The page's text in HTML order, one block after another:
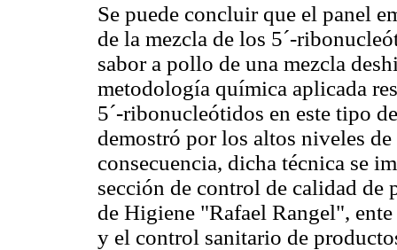
Se puede concluir que el panel
de la mezcla de los 5´-
sabor a pollo de una mezcla
metodología química aplicada
5´-ribonucleótidos en este tipo
demostró por los altos niveles
consecuencia, dicha técnica se
sección de control de calidad
de Higiene "Rafael Rangel",
y el control sanitario de